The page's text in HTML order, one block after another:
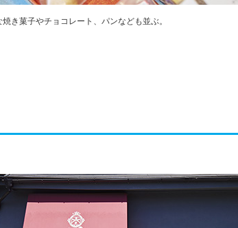
き菓子やチョコレート、パンなども並ぶ。